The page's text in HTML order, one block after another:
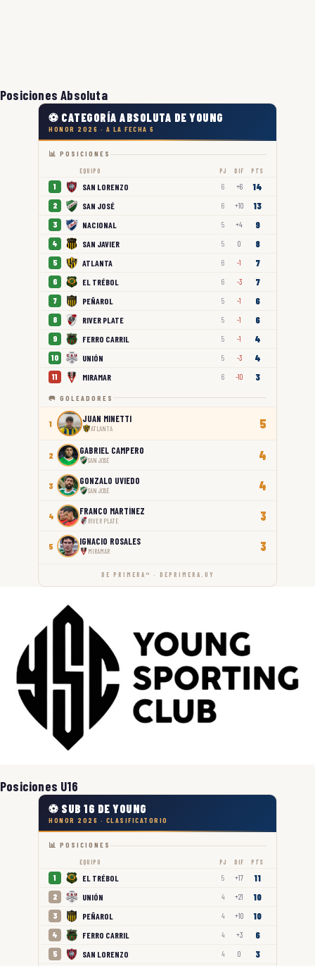
Posiciones Absoluta
⚽ CATEGORÍA ABSOLUTA DE YOUNG
HONOR 2026 · A LA FECHA 6
📊 POSICIONES
EQUIPO PJ DIF PTS
1 SAN LORENZO 6 +6 14
2 SAN JOSÉ 6 +10 13
3 NACIONAL 5 +4 9
4 SAN JAVIER 5 0 8
5 ATLANTA 6 -1 7
6 EL TRÉBOL 6 -3 7
7 PEÑAROL 5 -1 6
8 RIVER PLATE 5 -1 6
9 FERRO CARRIL 5 -1 4
10 UNIÓN 5 -3 4
11 MIRAMAR 6 -10 3
🥅 GOLEADORES
1 JUAN MINETTI
ATLANTA 5
2 GABRIEL CAMPERO
SAN JOSÉ 4
3 GONZALO UVIEDO
SAN JOSÉ 4
4 FRANCO MARTÍNEZ
RIVER PLATE 3
5 IGNACIO ROSALES
MIRAMAR 3
DE PRIMERA™ · DEPRIMERA.UY
Posiciones U16
⚽ SUB 16 DE YOUNG
HONOR 2026 · CLASIFICATORIO
📊 POSICIONES
EQUIPO PJ DIF PTS
1 EL TRÉBOL 5 +17 11
2 UNIÓN 4 +21 10
3 PEÑAROL 4 +10 10
4 FERRO CARRIL 4 +3 6
5 SAN LORENZO 4 0 3